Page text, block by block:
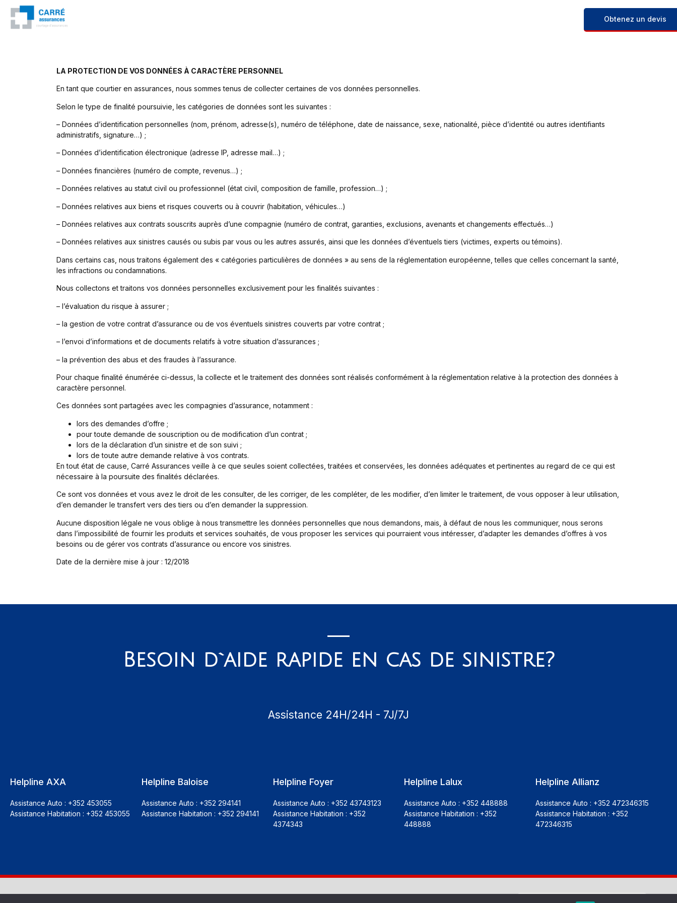
Obtenez un devis
LA PROTECTION DE VOS DONNÉES À CARACTÈRE PERSONNEL
En tant que courtier en assurances, nous sommes tenus de collecter certaines de vos données personnelles.
Selon le type de finalité poursuivie, les catégories de données sont les suivantes :
– Données d’identification personnelles (nom, prénom, adresse(s), numéro de téléphone, date de naissance, sexe, nationalité, pièce d’identité ou autres identifiants
administratifs, signature…) ;
– Données d’identification électronique (adresse IP, adresse mail…) ;
– Données financières (numéro de compte, revenus…) ;
– Données relatives au statut civil ou professionnel (état civil, composition de famille, profession…) ;
– Données relatives aux biens et risques couverts ou à couvrir (habitation, véhicules…)
– Données relatives aux contrats souscrits auprès d’une compagnie (numéro de contrat, garanties, exclusions, avenants et changements effectués…)
– Données relatives aux sinistres causés ou subis par vous ou les autres assurés, ainsi que les données d’éventuels tiers (victimes, experts ou témoins).
Dans certains cas, nous traitons également des « catégories particulières de données » au sens de la réglementation européenne, telles que celles concernant la santé,
les infractions ou condamnations.
Nous collectons et traitons vos données personnelles exclusivement pour les finalités suivantes :
– l’évaluation du risque à assurer ;
– la gestion de votre contrat d’assurance ou de vos éventuels sinistres couverts par votre contrat ;
– l’envoi d’informations et de documents relatifs à votre situation d’assurances ;
– la prévention des abus et des fraudes à l’assurance.
Pour chaque finalité énumérée ci-dessus, la collecte et le traitement des données sont réalisés conformément à la réglementation relative à la protection des données à
caractère personnel.
Ces données sont partagées avec les compagnies d’assurance, notamment :
lors des demandes d’offre ;
pour toute demande de souscription ou de modification d’un contrat ;
lors de la déclaration d’un sinistre et de son suivi ;
lors de toute autre demande relative à vos contrats.
En tout état de cause, Carré Assurances veille à ce que seules soient collectées, traitées et conservées, les données adéquates et pertinentes au regard de ce qui est
nécessaire à la poursuite des finalités déclarées.
Ce sont vos données et vous avez le droit de les consulter, de les corriger, de les compléter, de les modifier, d’en limiter le traitement, de vous opposer à leur utilisation,
d’en demander le transfert vers des tiers ou d’en demander la suppression.
Aucune disposition légale ne vous oblige à nous transmettre les données personnelles que nous demandons, mais, à défaut de nous les communiquer, nous serons
dans l’impossibilité de fournir les produits et services souhaités, de vous proposer les services qui pourraient vous intéresser, d’adapter les demandes d’offres à vos
besoins ou de gérer vos contrats d’assurance ou encore vos sinistres.
Date de la dernière mise à jour : 12/2018
Besoin d`aide rapide en cas de sinistre?
Assistance 24H/24H - 7J/7J
Helpline AXA
Assistance Auto : +352 453055
Assistance Habitation : +352 453055
Helpline Baloise
Assistance Auto : +352 294141
Assistance Habitation : +352 294141
Helpline Foyer
Assistance Auto : +352 43743123
Assistance Habitation : +352
4374343
Helpline Lalux
Assistance Auto : +352 448888
Assistance Habitation : +352
448888
Helpline Allianz
Assistance Auto : +352 472346315
Assistance Habitation : +352
472346315